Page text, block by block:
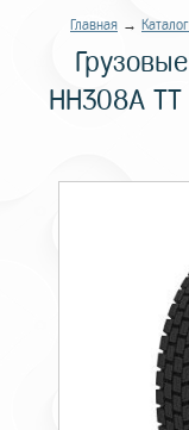
Главная →
HH308A